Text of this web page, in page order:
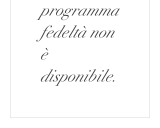
programma
fedeltà non
è
disponibile.